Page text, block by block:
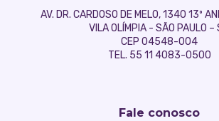
AV. DR. CARDOSO DE MELO, 1340 13º
VILA OLÍMPIA - SÃO PAULO –
CEP 04548-004
TEL. 55 11 4083-0500
Fale conosco